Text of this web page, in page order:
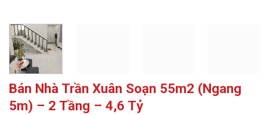
Bán Nhà Trần Xuân Soạn 55m2 (Ngang
5m) – 2 Tầng – 4,6 Tỷ